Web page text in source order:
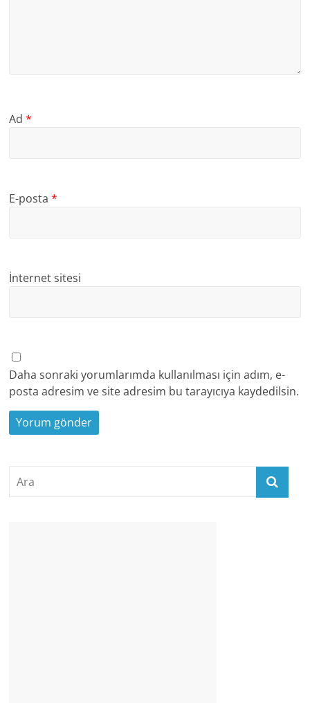
Ad*
E-posta*
İnternet sitesi
Daha sonraki yorumlarımda kullanılması için adım, e-
posta adresim ve site adresim bu tarayıcıya kaydedilsin.